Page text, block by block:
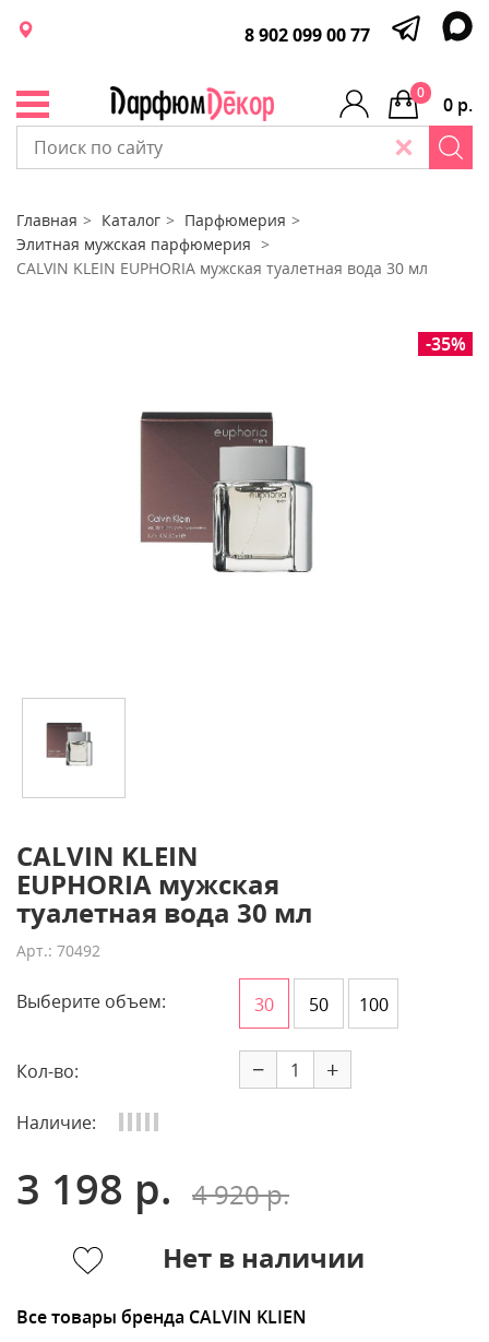
8 902 099 00 77
0 р.
0
Главная Каталог
Парфюмерия
Элитная мужская парфюмерия
CALVIN KLEIN EUPHORIA мужская туалетная вода 30 мл
-35%
CALVIN KLEIN
EUPHORIA мужская
туалетная вода 30 мл
Арт.: 70492
Выберите объем: 30 50 100
Кол-во: − +
Наличие:
3 198 р.
4 920 р.
Нет в наличии
Все товары бренда CALVIN KLIEN